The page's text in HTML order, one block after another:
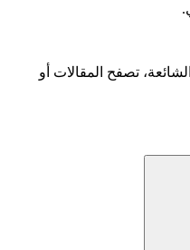
تصفح المقالات أو